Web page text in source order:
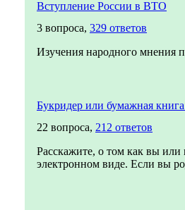
Вступление России в ВТО
3 вопроса, 329 ответов
Изучения народного мнения
Букридер или бумажная
22 вопроса, 212 ответов
Расскажите, о том как вы или
электронном виде. Если вы